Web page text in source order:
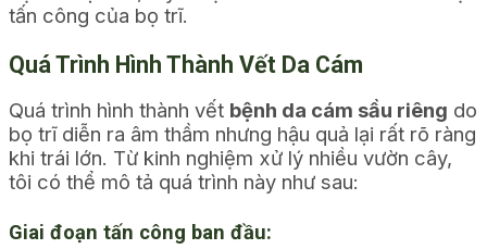
tấn công của bọ trĩ.
Quá Trình Hình Thành Vết Da Cám
Quá trình hình thành vết bệnh da cám sầu riêng do
bọ trĩ diễn ra âm thầm nhưng hậu quả lại rất rõ ràng
khi trái lớn. Từ kinh nghiệm xử lý nhiều vườn cây,
tôi có thể mô tả quá trình này như sau:
Giai đoạn tấn công ban đầu: